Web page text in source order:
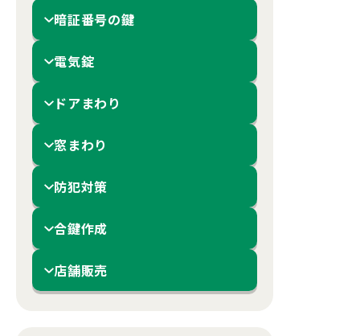
暗証番号の鍵
電気錠
ドアまわり
窓まわり
防犯対策
合鍵作成
店舗販売